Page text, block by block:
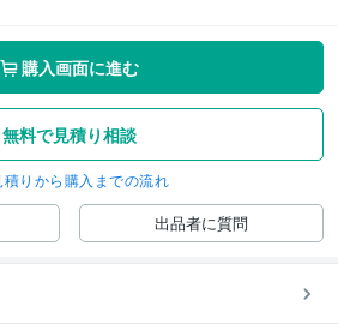
購入画面に進む
無料で見積り相談
積りから購入までの流れ
出品者に質問